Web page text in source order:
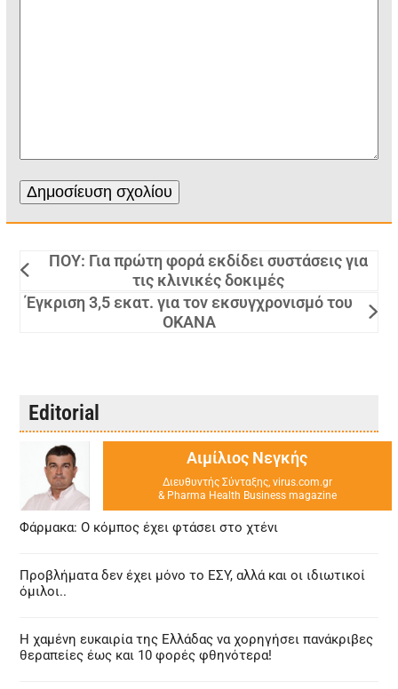
ΠΟΥ: Για πρώτη φορά εκδίδει συστάσεις για
τις κλινικές δοκιμές
Έγκριση 3,5 εκατ. για τον εκσυγχρονισμό του
ΟΚΑΝΑ
Editorial
Αιμίλιος Νεγκής
Διευθυντής Σύνταξης, virus.com.gr
& Pharma Health Business magazine
Φάρμακα: Ο κόμπος έχει φτάσει στο χτένι
Προβλήματα δεν έχει μόνο το ΕΣΥ, αλλά και οι ιδιωτικοί
όμιλοι..
Η χαμένη ευκαιρία της Ελλάδας να χορηγήσει πανάκριβες
θεραπείες έως και 10 φορές φθηνότερα!